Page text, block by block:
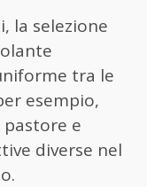
la selezione
tra le
esempio,
e
diverse nel